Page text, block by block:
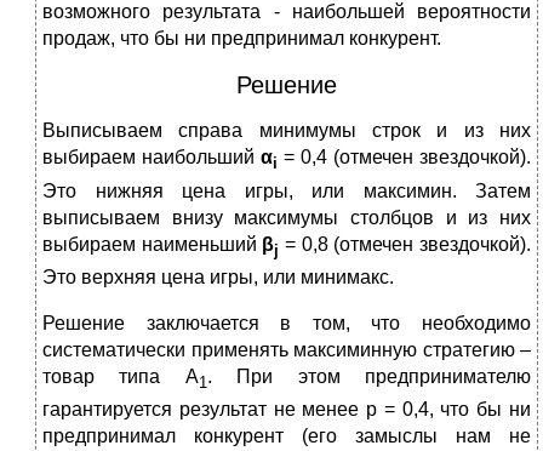
возможного результата - наибольшей вероятности
продаж, что бы ни предпринимал конкурент.
Решение
Выписываем справа минимумы строк и из них
выбираем наибольший αi = 0,4 (отмечен звездочкой).
Это нижняя цена игры, или максимин. Затем
выписываем внизу максимумы столбцов и из них
выбираем наименьший βj = 0,8 (отмечен звездочкой).
Это верхняя цена игры, или минимакс.
Решение заключается в том, что необходимо
систематичес­ки применять максиминную стратегию –
товар типа A1. При этом предпринимателю
гарантируется результат не менее р = 0,4, что бы ни
предпринимал конкурент (его замыслы нам не